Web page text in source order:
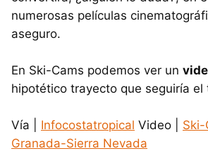
numerosas películas
aseguro.
En Ski-Cams podemos ver un
hipotético trayecto que seguiría el
Vía | Infocostatropical Video | Ski-
Granada-Sierra Nevada